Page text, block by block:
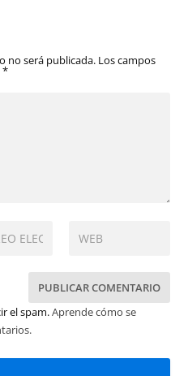
no será publicada. Los campos
*
el spam.Aprende cómo se